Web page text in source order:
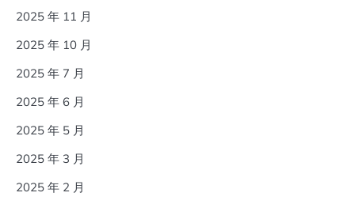
2025 年 11 月
2025 年 10 月
2025 年 7 月
2025 年 6 月
2025 年 5 月
2025 年 3 月
2025 年 2 月